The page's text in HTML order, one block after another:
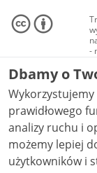
-
Dbamy o
prawidłowego
analizy ruchu i
możemy lepiej
użytkowników i stale